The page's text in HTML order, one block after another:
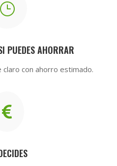
}
PUEDES AHORRAR
con ahorro estimado.
